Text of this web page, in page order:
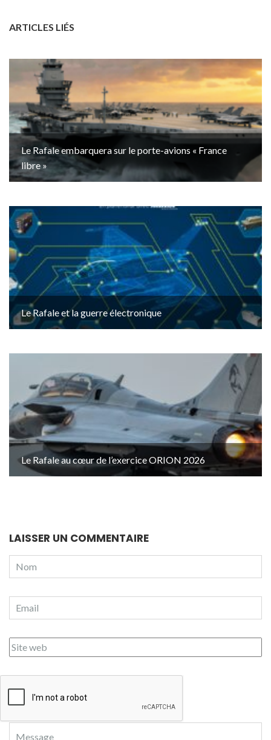
ARTICLES LIÉS
Le Rafale embarquera sur le porte-avions « France
libre »
Le Rafale et la guerre électronique
Le Rafale au cœur de l’exercice ORION 2026
LAISSER UN COMMENTAIRE